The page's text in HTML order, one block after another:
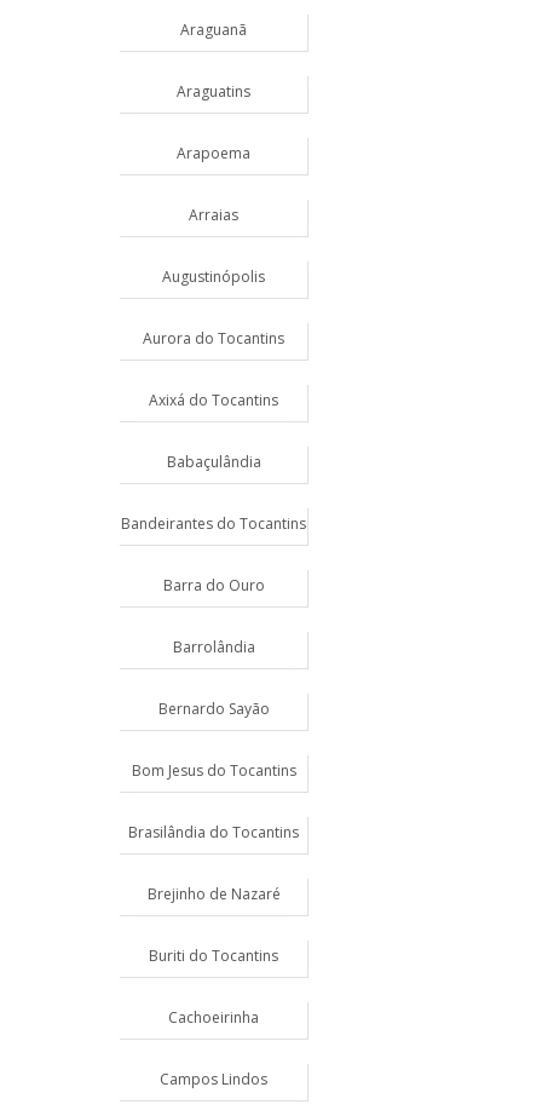
Araguanã
Araguatins
Arapoema
Arraias
Augustinópolis
Aurora do Tocantins
Axixá do Tocantins
Babaçulândia
Bandeirantes do Tocantins
Barra do Ouro
Barrolândia
Bernardo Sayão
Bom Jesus do Tocantins
Brasilândia do Tocantins
Brejinho de Nazaré
Buriti do Tocantins
Cachoeirinha
Campos Lindos